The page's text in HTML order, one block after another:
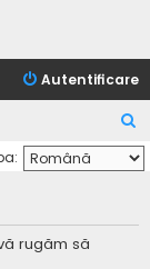
Autentificare
ă
u
rugăm să